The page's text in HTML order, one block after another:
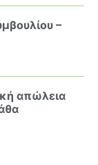
–
απώλεια